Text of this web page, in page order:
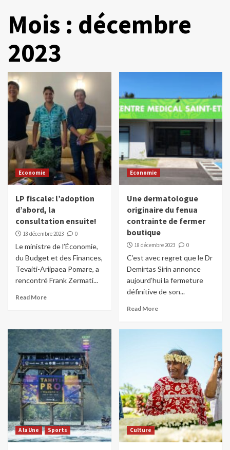
Mois : décembre
2023
Economie
LP fiscale: l’adoption
d’abord, la
consultation ensuite!
18 décembre 2023 0
Le ministre de l’Économie,
du Budget et des Finances,
Tevaiti-Ariipaea Pomare, a
rencontré Frank Zermati...
Read More
Economie
Une dermatologue
originaire du fenua
contrainte de fermer
boutique
18 décembre 2023 0
C’est avec regret que le Dr
Demirtas Sirin annonce
aujourd’hui la fermeture
définitive de son...
Read More
A la Une Sports Culture